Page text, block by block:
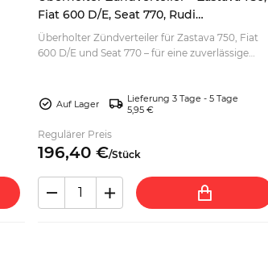
Fiat 600 D/E, Seat 770, Rudi
Cajavec/Magneti Marelli
Überholter Zündverteiler für Zastava 750, Fiat
600 D/E und Seat 770 – für eine zuverlässige
Auf Lager
Lieferung 3 Tage - 5 Tage
5,95 €
Regulärer Preis
196,40 €/Stück